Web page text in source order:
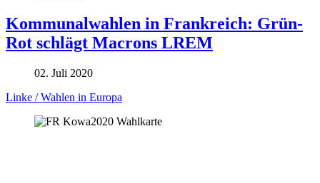
Kommunalwahlen in Frankreich: Grün-
Rot schlägt Macrons LREM
02. Juli 2020
Linke / Wahlen in Europa